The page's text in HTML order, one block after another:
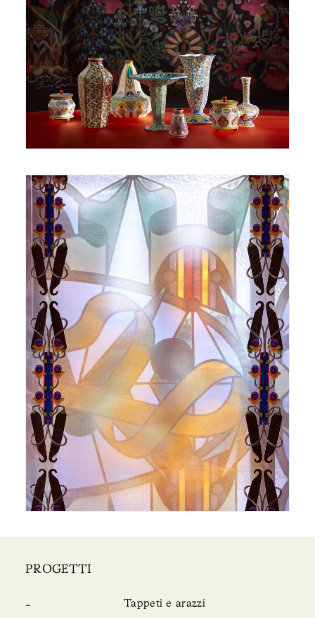
PROGETTI
Tappeti e arazzi